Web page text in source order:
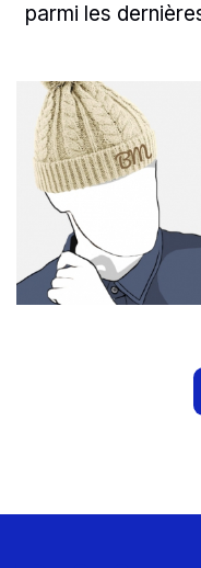
parmi les
slide1 to 2of 8
Un
Read more